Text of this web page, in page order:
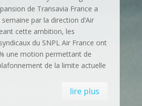
de Transavia France a
par la direction d’Air
cette ambition, les
du SNPL Air France ont
une motion permettant de
de la limite actuelle
lire plus